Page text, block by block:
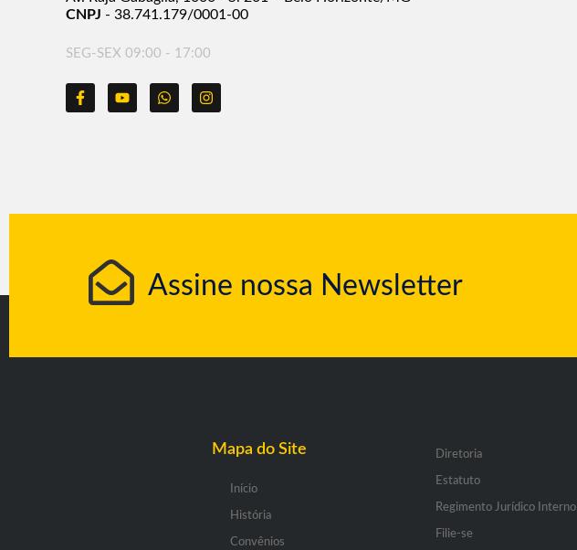
CNPJ - 38.741.179/0001-00
SEG-SEX 09:00 - 17:00
Assine nossa Newsletter
Mapa do Site
Início
História
Convênios
Diretoria
Estatuto
Regimento Jurídico Interno
Filie-se